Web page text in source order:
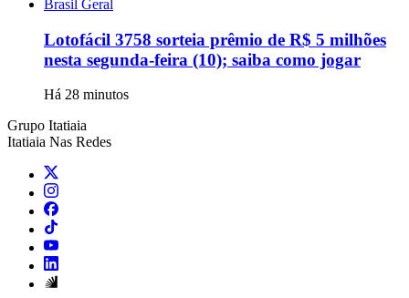
Brasil Geral
Lotofácil 3758 sorteia prêmio de R$ 5 milhões
nesta segunda-feira (10); saiba como jogar
Há 28 minutos
Grupo Itatiaia
Itatiaia Nas Redes